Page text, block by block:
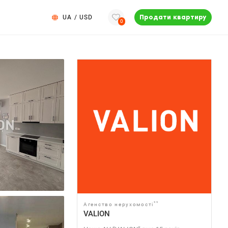
UA / USD
0
Продати квартиру
Агенство нерухомості **
VALION